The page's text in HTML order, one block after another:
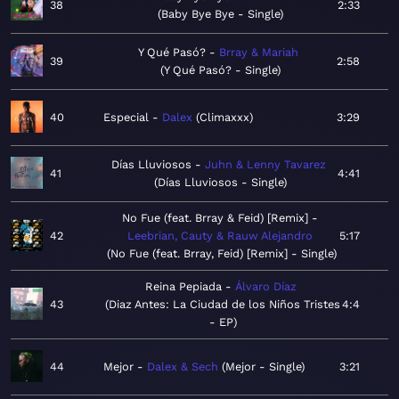
38
Baby Bye Bye - Single
2:33
39
Y Qué Pasó?
Brray & Mariah
Y Qué Pasó? - Single
2:58
40 Especial Dalex Climaxxx 3:29
41
Días Lluviosos
Juhn & Lenny Tavarez
Días Lluviosos - Single
4:41
42
No Fue (feat. Brray & Feid) [Remix]
Leebrian, Cauty & Rauw Alejandro
No Fue (feat. Brray, Feid) [Remix] - Single
5:17
43
Reina Pepiada
Álvaro Díaz
Diaz Antes: La Ciudad de los Niños Tristes
- EP
4:4
44 Mejor Dalex & Sech Mejor - Single 3:21